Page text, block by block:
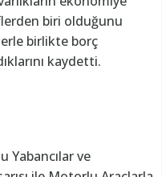
biri olduğunu
birlikte borç
kaydetti.
Yabancılar ve